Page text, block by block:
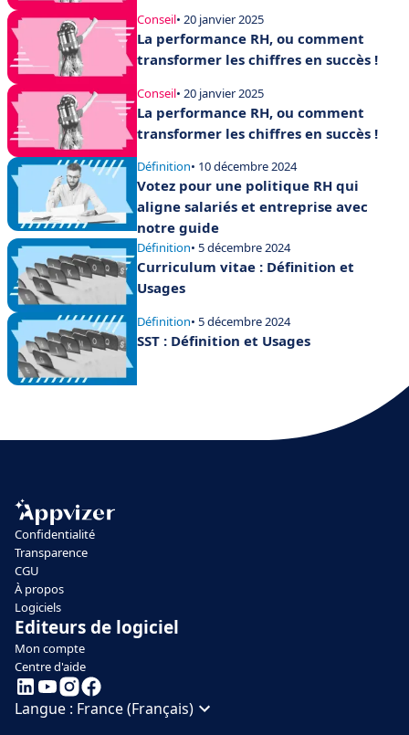
Conseil• 20 janvier 2025
La performance RH, ou comment
transformer les chiffres en succès !
Conseil• 20 janvier 2025
La performance RH, ou comment
transformer les chiffres en succès !
Définition• 10 décembre 2024
Votez pour une politique RH qui
aligne salariés et entreprise avec
notre guide
Définition• 5 décembre 2024
Curriculum vitae : Définition et
Usages
Définition• 5 décembre 2024
SST : Définition et Usages
Confidentialité
Transparence
CGU
À propos
Logiciels
Editeurs de logiciel
Mon compte
Centre d'aide
Langue : France (Français)